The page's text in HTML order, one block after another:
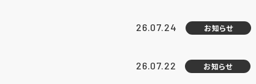
26.07.24 お知らせ
26.07.22 お知らせ